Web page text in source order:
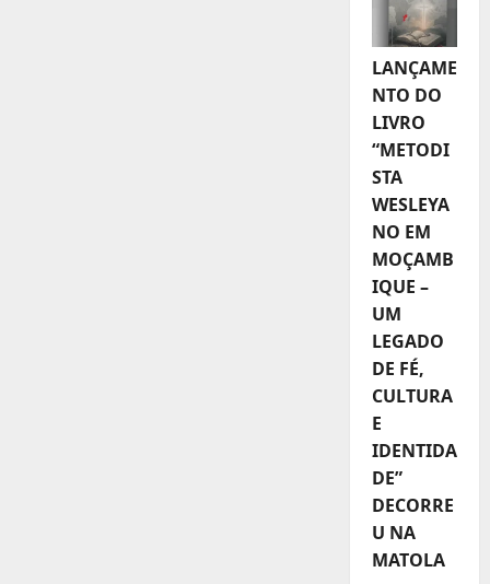
LANÇAME
NTO DO
LIVRO
“METODI
STA
WESLEYA
NO EM
MOÇAMB
IQUE –
UM
LEGADO
DE FÉ,
CULTURA
E
IDENTIDA
DE”
DECORRE
U NA
MATOLA